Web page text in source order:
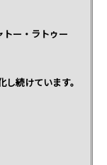
ー・ラトゥー
続けています。